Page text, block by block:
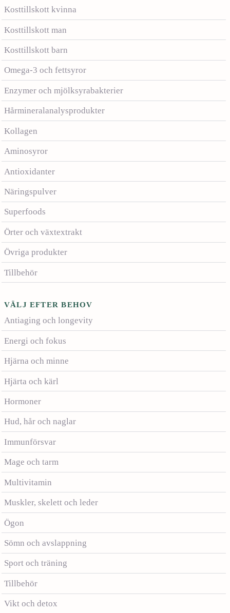
Kosttillskott kvinna
Kosttillskott man
Kosttillskott barn
Omega-3 och fettsyror
Enzymer och mjölksyrabakterier
Hårmineralanalysprodukter
Kollagen
Aminosyror
Antioxidanter
Näringspulver
Superfoods
Örter och växtextrakt
Övriga produkter
Tillbehör
VÄLJ EFTER BEHOV
Antiaging och longevity
Energi och fokus
Hjärna och minne
Hjärta och kärl
Hormoner
Hud, hår och naglar
Immunförsvar
Mage och tarm
Multivitamin
Muskler, skelett och leder
Ögon
Sömn och avslappning
Sport och träning
Tillbehör
Vikt och detox